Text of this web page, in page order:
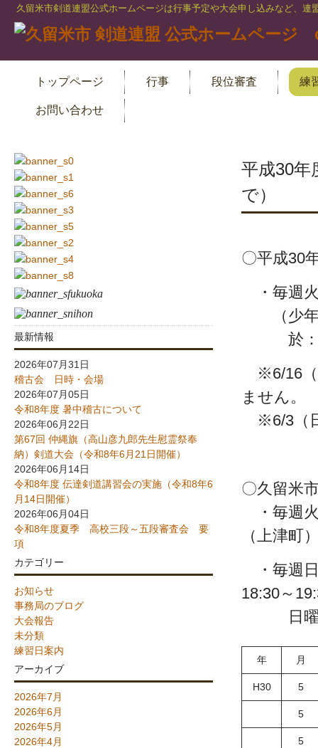
久留米市剣道連盟公式ホームページは行事予定や大会申し込みなど、
トップページ 行事 段位審査 練
お問い合わせ
平成30
で）
〇平成30
・毎週
（少年
於：久
※6/16（
ません。
※6/3（
〇久留米
・毎週
（上津町
・毎週
18:30～
日曜夕
年 月
H30 5
5
5
最新情報
2026年07月31日
稽古会 日時・会場
2026年07月05日
令和8年度 暑中稽古について
2026年06月22日
第67回 仲縄旗（高山彦九郎先生慰霊祭奉
納）剣道大会（令和8年6月21日開催）
2026年06月14日
令和8年度 伝達剣道講習会の実施（令和8年6
月14日開催）
2026年06月04日
令和8年度夏季 高校三段～五段審査会 要
項
カテゴリー
お知らせ
事務局のブログ
大会報告
未分類
練習日案内
アーカイブ
2026年7月
2026年6月
2026年5月
2026年4月